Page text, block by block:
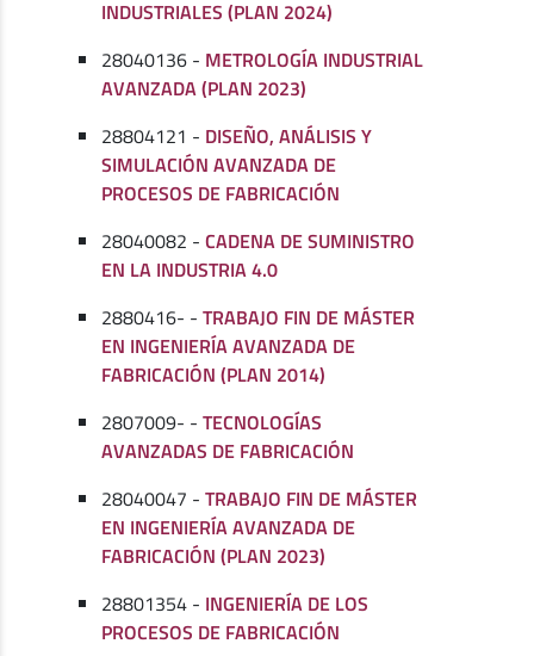
INDUSTRIALES (PLAN 2024)
28040136 - METROLOGÍA INDUSTRIAL
AVANZADA (PLAN 2023)
28804121 - DISEÑO, ANÁLISIS Y
SIMULACIÓN AVANZADA DE
PROCESOS DE FABRICACIÓN
28040082 -CADENA DE SUMINISTRO
EN LA INDUSTRIA 4.0
2880416- -TRABAJO FIN DE MÁSTER
EN INGENIERÍA AVANZADA DE
FABRICACIÓN (PLAN 2014)
2807009- -TECNOLOGÍAS
AVANZADAS DE FABRICACIÓN
28040047 -TRABAJO FIN DE MÁSTER
EN INGENIERÍA AVANZADA DE
FABRICACIÓN (PLAN 2023)
28801354 - INGENIERÍA DE LOS
PROCESOS DE FABRICACIÓN